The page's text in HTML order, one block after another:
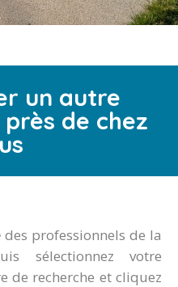
un autre
de chez
des professionnels de la
sélectionnez votre
de recherche et cliquez